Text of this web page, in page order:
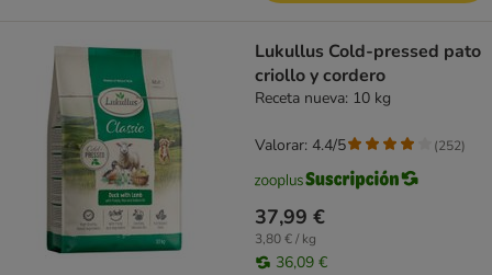
Lukullus Cold-pressed pato
criollo y cordero
Receta nueva: 10 kg
37,99 €
3,80 € / kg
36,09 €
Valorar: 4.4/5 (252)